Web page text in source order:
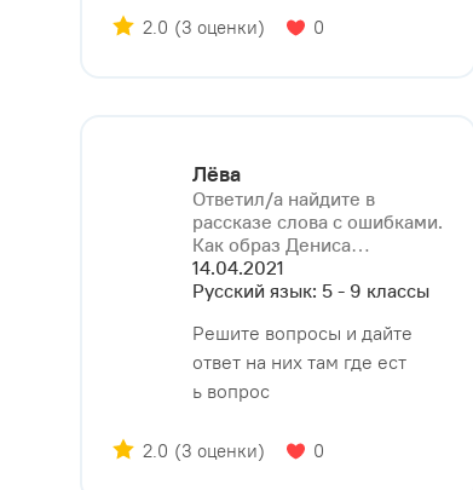
2.0 (3 оценки) 0
Лёва
Ответил/a найдите в
рассказе слова с ошибками.
Как образ Дениса⁠…
14.04.2021
Русский язык: 5 - 9 классы
Решите вопросы и дайте
ответ на них там где ест
ь вопрос
2.0 (3 оценки) 0